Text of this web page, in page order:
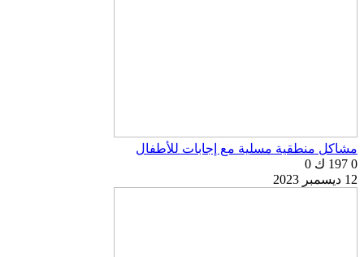
مشاكل منطقية مسلية مع إجابات للأطفال
0 197 ك
0
12 ديسمبر 2023